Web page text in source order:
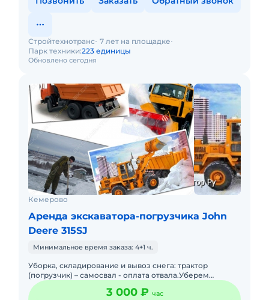
Обновлено сегодня
Стройтехнотранс 7 лет на площадке
Парк техники:223 единицы
Кемерово
Аренда экскаватора-погрузчика John
Deere 315SJ
Минимальное время заказа: 4+1 ч.
Уборка, складирование и вывоз снега: трактор
(погрузчик) – самосвал - оплата отвала.Уберем
сугробы возле вашего офиса или производственных
помещений; очис
3 000 ₽ час